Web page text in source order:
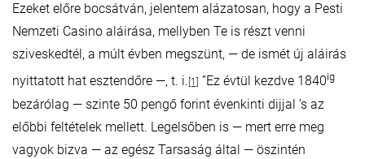
Ezeket előre bocsátván, jelentem alázatosan, hogy a Pesti
Nemzeti Casino aláirása, mellyben Te is részt venni
sziveskedtél, a múlt évben megszünt, — de ismét új aláirás
nyittatott hat esztendőre —, t. i. [1] ”Ez évtül kezdve 1840ig
bezárólag — szinte 50 pengő forint évenkinti dijjal ’s az
előbbi feltételek mellett. Legelsőben is — mert erre meg
vagyok bizva — az egész Tarsaság által — öszintén